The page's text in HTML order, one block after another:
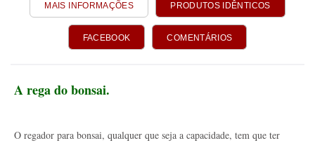
MAIS INFORMAÇÕES PRODUTOS IDÊNTICOS
FACEBOOK COMENTÁRIOS
A rega do bonsai.
O regador para bonsai, qualquer que seja a capacidade, tem que ter